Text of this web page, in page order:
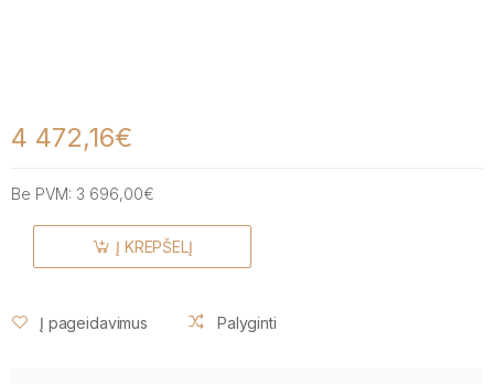
4 472,16€
Be PVM: 3 696,00€
Į KREPŠELĮ
Į pageidavimus Palyginti